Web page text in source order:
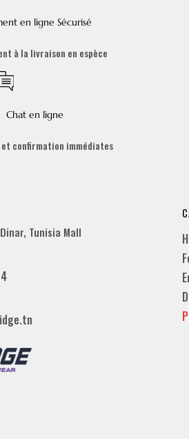
en ligne Sécurisé
à la livraison en espèce
Chat en ligne
confirmation immédiates
Tunisia Mall